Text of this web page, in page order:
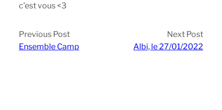
c’est vous <3
Previous Post
Ensemble Camp
Next Post
Albi, le 27/01/2022